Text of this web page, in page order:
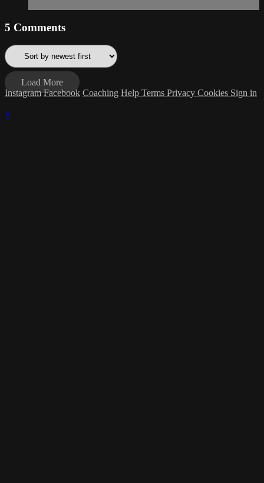
5 Comments
Load More
Instagram Facebook Coaching Help Terms Privacy Cookies Sign in
×